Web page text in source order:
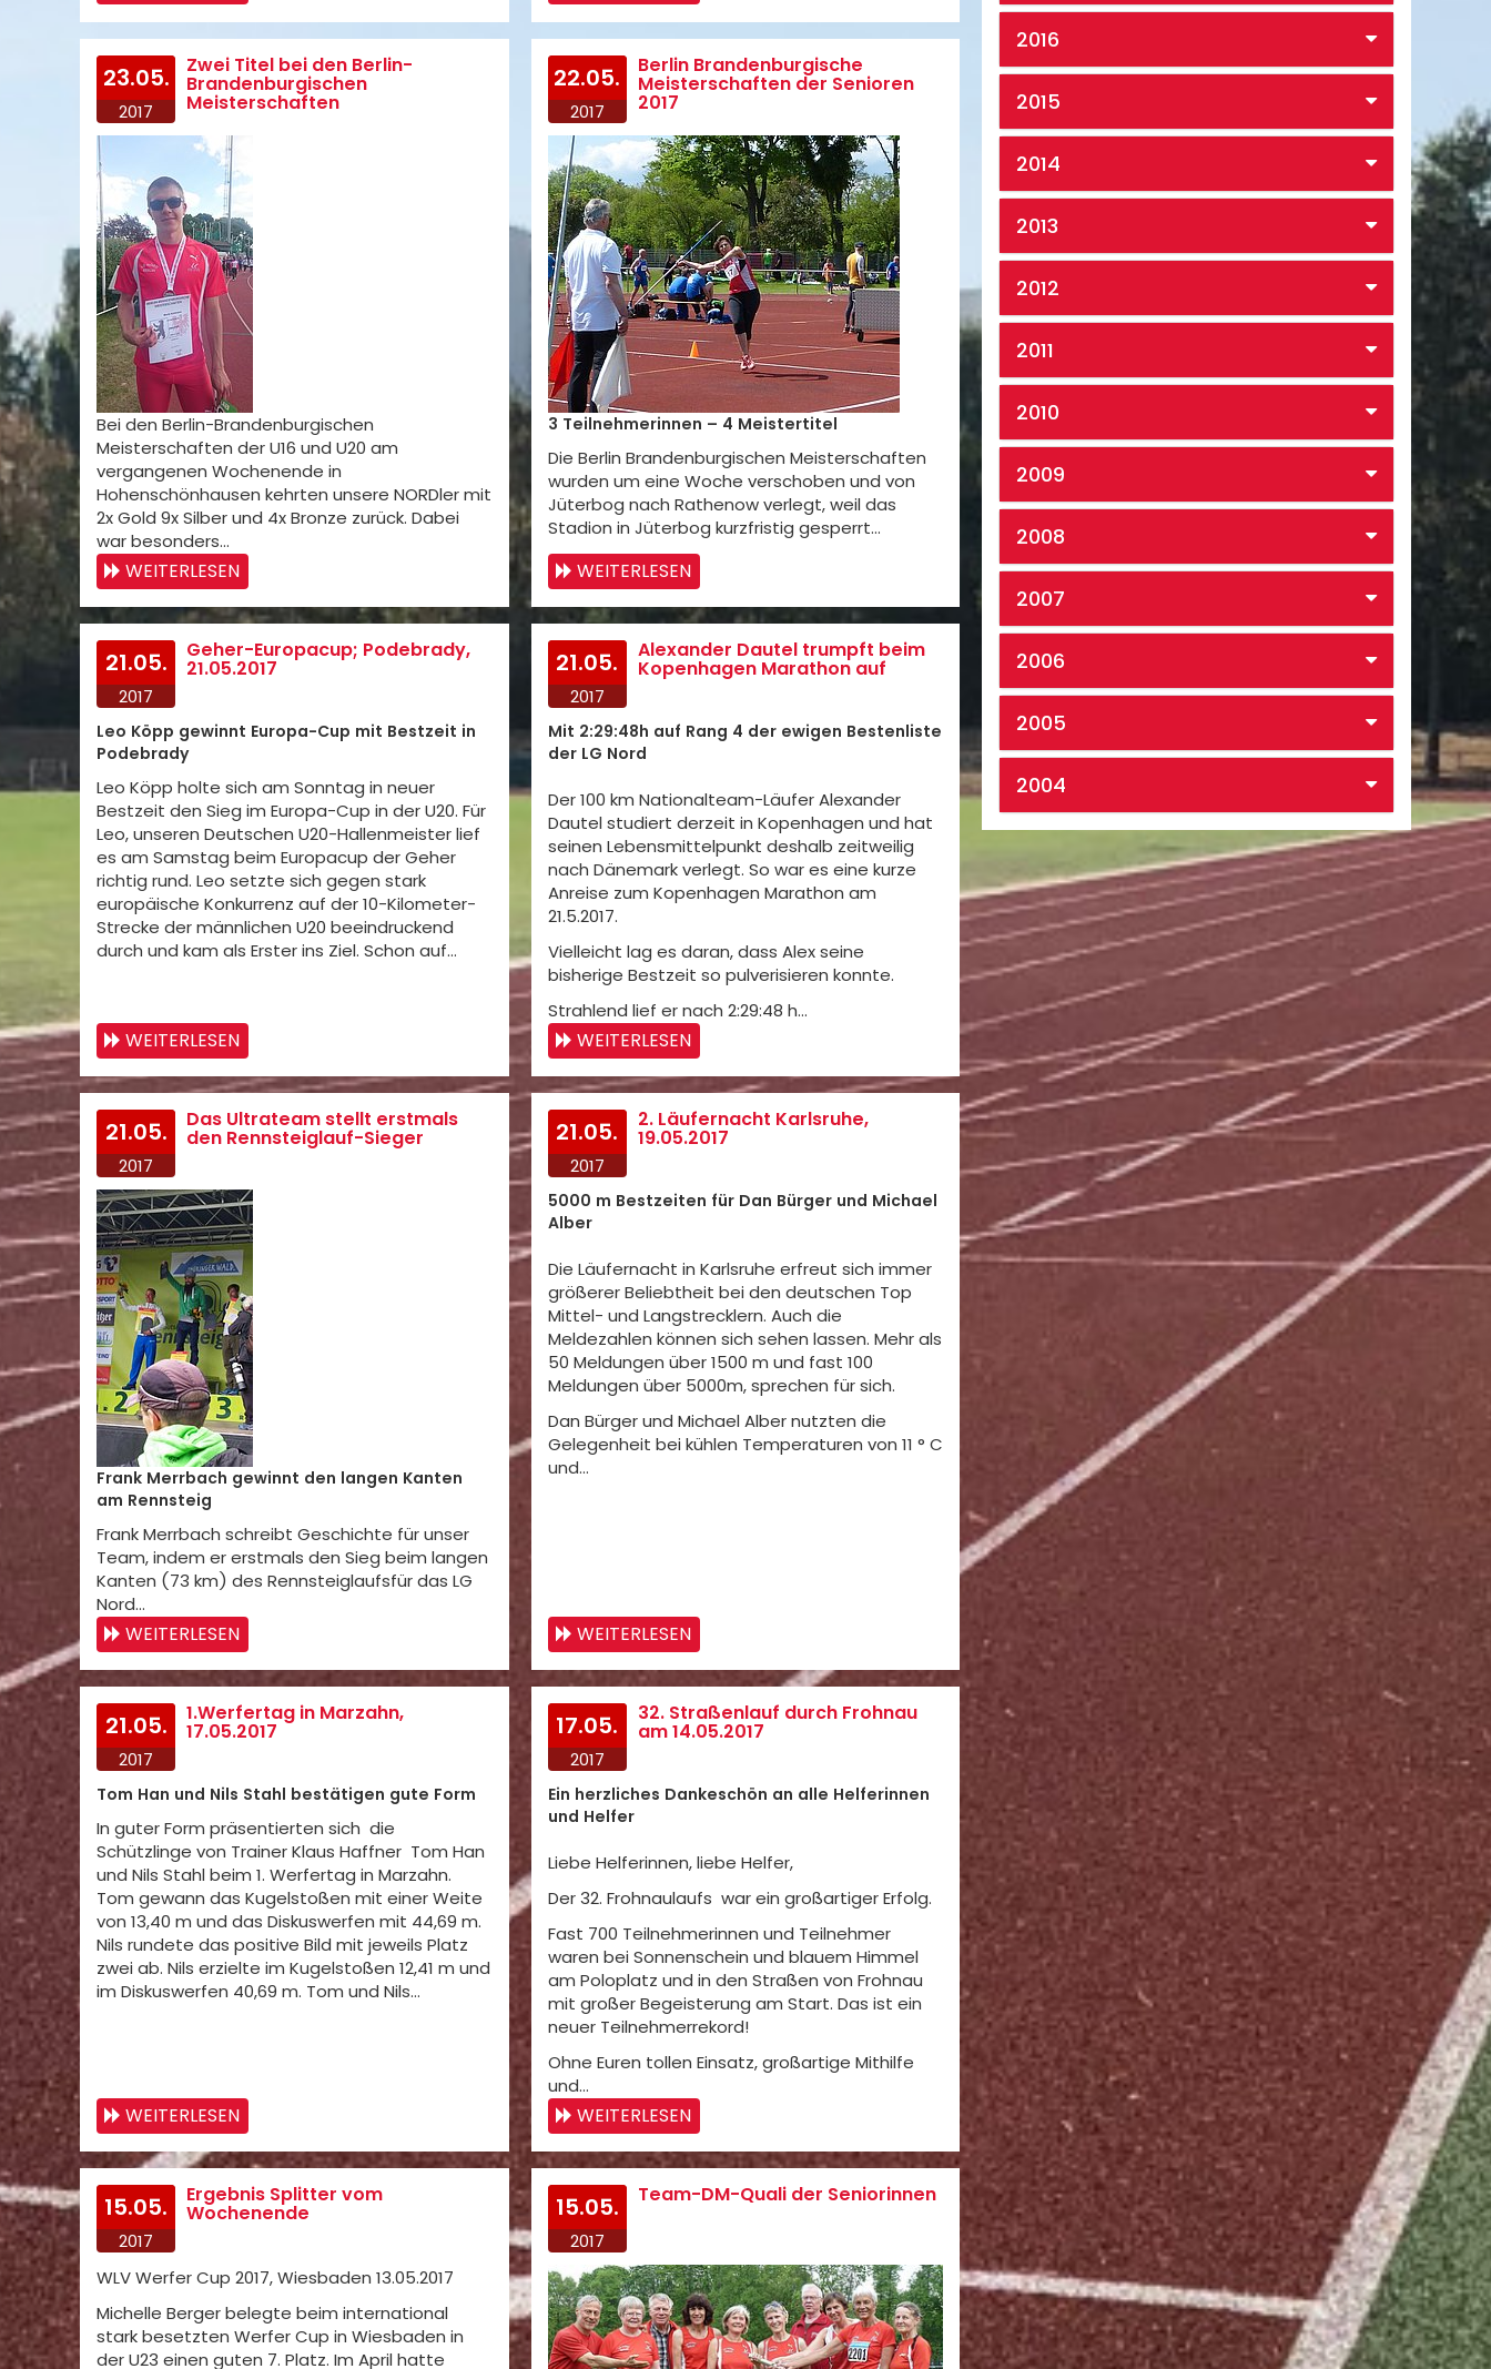
23.05.
2017
Zwei Titel bei den Berlin-
Brandenburgischen
Meisterschaften
Bei den Berlin-Brandenburgischen
Meisterschaften der U16 und U20 am
vergangenen Wochenende in
Hohenschönhausen kehrten unsere NORDler mit
2x Gold 9x Silber und 4x Bronze zurück. Dabei
war besonders…
WEITERLESEN
22.05.
2017
Berlin Brandenburgische
Meisterschaften der Senioren
2017
3 Teilnehmerinnen – 4 Meistertitel
Die Berlin Brandenburgischen Meisterschaften
wurden um eine Woche verschoben und von
Jüterbog nach Rathenow verlegt, weil das
Stadion in Jüterbog kurzfristig gesperrt…
WEITERLESEN
21.05.
2017
Geher-Europacup; Podebrady,
21.05.2017
Leo Köpp gewinnt Europa-Cup mit Bestzeit in
Podebrady
Leo Köpp holte sich am Sonntag in neuer
Bestzeit den Sieg im Europa-Cup in der U20. Für
Leo, unseren Deutschen U20-Hallenmeister lief
es am Samstag beim Europacup der Geher
richtig rund. Leo setzte sich gegen stark
europäische Konkurrenz auf der 10-Kilometer-
Strecke der männlichen U20 beeindruckend
durch und kam als Erster ins Ziel. Schon auf…
WEITERLESEN
21.05.
2017
Alexander Dautel trumpft beim
Kopenhagen Marathon auf
Mit 2:29:48h auf Rang 4 der ewigen Bestenliste
der LG Nord
Der 100 km Nationalteam-Läufer Alexander
Dautel studiert derzeit in Kopenhagen und hat
seinen Lebensmittelpunkt deshalb zeitweilig
nach Dänemark verlegt. So war es eine kurze
Anreise zum Kopenhagen Marathon am
21.5.2017.
Vielleicht lag es daran, dass Alex seine
bisherige Bestzeit so pulverisieren konnte.
Strahlend lief er nach 2:29:48 h…
WEITERLESEN
21.05.
2017
Das Ultrateam stellt erstmals
den Rennsteiglauf-Sieger
Frank Merrbach gewinnt den langen Kanten
am Rennsteig
Frank Merrbach schreibt Geschichte für unser
Team, indem er erstmals den Sieg beim langen
Kanten (73 km) des Rennsteiglaufsfür das LG
Nord…
WEITERLESEN
21.05.
2017
2. Läufernacht Karlsruhe,
19.05.2017
5000 m Bestzeiten für Dan Bürger und Michael
Alber
Die Läufernacht in Karlsruhe erfreut sich immer
größerer Beliebtheit bei den deutschen Top
Mittel- und Langstrecklern. Auch die
Meldezahlen können sich sehen lassen. Mehr als
50 Meldungen über 1500 m und fast 100
Meldungen über 5000m, sprechen für sich.
Dan Bürger und Michael Alber nutzten die
Gelegenheit bei kühlen Temperaturen von 11 ° C
und…
WEITERLESEN
21.05.
2017
1.Werfertag in Marzahn,
17.05.2017
Tom Han und Nils Stahl bestätigen gute Form
In guter Form präsentierten sich die
Schützlinge von Trainer Klaus Haffner Tom Han
und Nils Stahl beim 1. Werfertag in Marzahn.
Tom gewann das Kugelstoßen mit einer Weite
von 13,40 m und das Diskuswerfen mit 44,69 m.
Nils rundete das positive Bild mit jeweils Platz
zwei ab. Nils erzielte im Kugelstoßen 12,41 m und
im Diskuswerfen 40,69 m. Tom und Nils…
WEITERLESEN
17.05.
2017
32. Straßenlauf durch Frohnau
am 14.05.2017
Ein herzliches Dankeschön an alle Helferinnen
und Helfer
Liebe Helferinnen, liebe Helfer,
Der 32. Frohnaulaufs war ein großartiger Erfolg.
Fast 700 Teilnehmerinnen und Teilnehmer
waren bei Sonnenschein und blauem Himmel
am Poloplatz und in den Straßen von Frohnau
mit großer Begeisterung am Start. Das ist ein
neuer Teilnehmerrekord!
Ohne Euren tollen Einsatz, großartige Mithilfe
und…
WEITERLESEN
15.05.
2017
Ergebnis Splitter vom
Wochenende
WLV Werfer Cup 2017, Wiesbaden 13.05.2017
Michelle Berger belegte beim international
stark besetzten Werfer Cup in Wiesbaden in
der U23 einen guten 7. Platz. Im April hatte
15.05.
2017
Team-DM-Quali der Seniorinnen
2016
2015
2014
2013
2012
2011
2010
2009
2008
2007
2006
2005
2004